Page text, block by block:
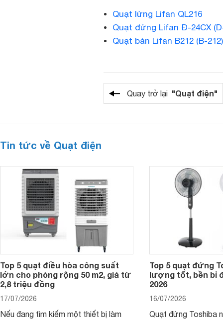
Quạt lửng Lifan QL216
Quạt đứng Lifan Đ-24CX
Quạt bàn Lifan B212 (B-
Quay trở lại "Quạt điện"
Tin tức về Quạt điện
Top 5 quạt điều hòa công suất
lớn cho phòng rộng 50 m2, giá từ
2,8 triệu đồng
17/07/2026
Nếu đang tìm kiếm một thiết bị làm
Top 5 quạt đứng
lượng tốt, bền bỉ
2026
16/07/2026
Quạt đứng Toshiba